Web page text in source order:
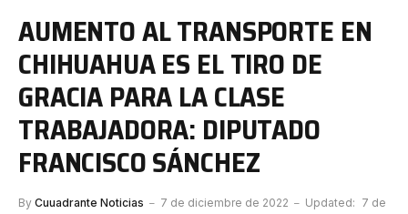
AUMENTO AL TRANSPORTE EN
CHIHUAHUA ES EL TIRO DE
GRACIA PARA LA CLASE
TRABAJADORA: DIPUTADO
FRANCISCO SÁNCHEZ
By Cuuadrante Noticias 7 de diciembre de 2022 Updated: 7 de